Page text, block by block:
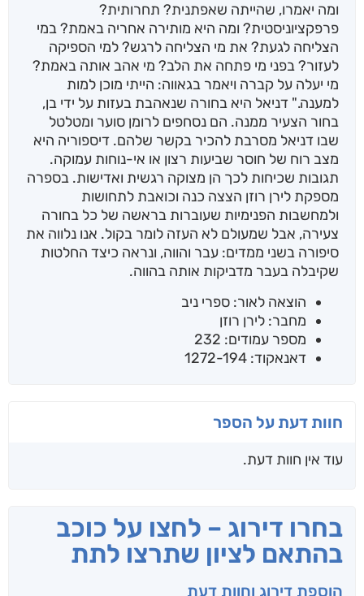
ומה יאמרו, שהייתה שאפתנית? תחרותית?
פרפקציוניסטית? ומה היא מותירה אחריה באמת? במי
הצליחה לגעת? את מי הצליחה לרגש? למי הספיקה
לעזור? בפני מי פתחה את הלב? מי אהב אותה באמת?
מי יעלה על קברה ויאמר בגאווה: הייתי מוכן למות
למענה." דניאל היא בחורה שנאהבת בעזות על ידי בן,
בחור הצעיר ממנה. הם נסחפים לרומן סוער ומטלטל
שבו דניאל מסרבת להכיר בקשר שלהם. דיספוריה היא
מצב רוח של חוסר שביעות רצון או אי-נוחות עמוקה.
תגובות שכיחות לכך הן מצוקה רגשית ואדישות. בספרה
מספקת לירן רוזן הצצה כנה וכואבת לתחושות
ולמחשבות הפנימיות שעוברות בראשה של כל בחורה
צעירה, אבל שמעולם לא העזה לומר בקול. אנו נלווה את
סיפורה בשני ממדים: עבר והווה, ונראה כיצד החלטות
שקיבלה בעבר מדביקות אותה בהווה.
הוצאה לאור: ספרי ניב
מחבר: לירן רוזן
מספר עמודים: 232
דאנאקוד: 1272-194
חוות דעת על הספר
עוד אין חוות דעת.
בחרו דירוג – לחצו על כוכב
בהתאם לציון שתרצו לתת
הוספת דירוג וחוות דעת